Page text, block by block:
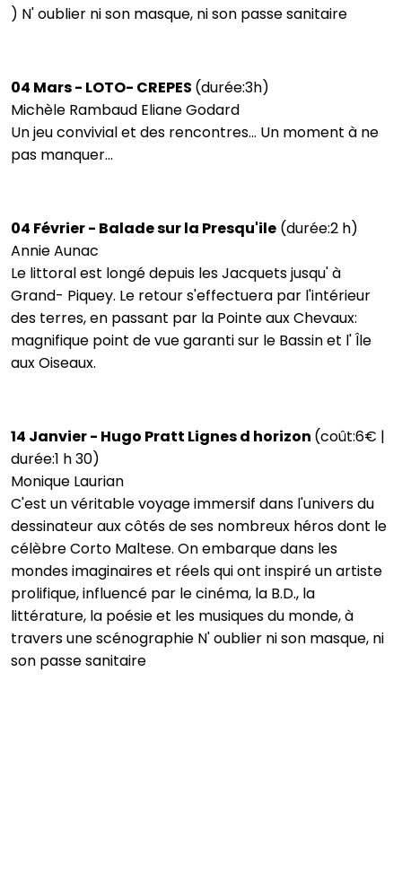
) N' oublier ni son masque, ni son passe sanitaire
04 Mars - LOTO- CREPES (durée:3h)
Michèle Rambaud Eliane Godard
Un jeu convivial et des rencontres... Un moment à ne
pas manquer...
04 Février - Balade sur la Presqu'ile (durée:2 h)
Annie Aunac
Le littoral est longé depuis les Jacquets jusqu' à
Grand- Piquey. Le retour s'effectuera par l'intérieur
des terres, en passant par la Pointe aux Chevaux:
magnifique point de vue garanti sur le Bassin et l' Île
aux Oiseaux.
14 Janvier - Hugo Pratt Lignes d horizon (coût:6€ |
durée:1 h 30)
Monique Laurian
C'est un véritable voyage immersif dans l'univers du
dessinateur aux côtés de ses nombreux héros dont le
célèbre Corto Maltese. On embarque dans les
mondes imaginaires et réels qui ont inspiré un artiste
prolifique, influencé par le cinéma, la B.D., la
littérature, la poésie et les musiques du monde, à
travers une scénographie N' oublier ni son masque, ni
son passe sanitaire